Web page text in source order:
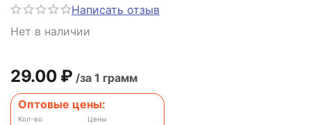
Написать отзыв
Нет в наличии
29.00 ₽ /за 1 грамм
Оптовые цены:
Кол-во Цены